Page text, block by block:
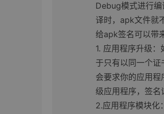
Debug模式进行
译时，apk文件就
给apk签名可以带
1. 应用程序升级
于只有以同一个
会要求你的应用
级应用程序，签名
2.应用程序模块化